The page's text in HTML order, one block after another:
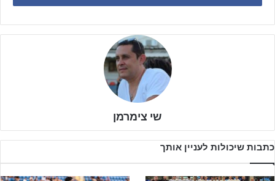
הצמרת וכמו כן יהיה חלק מסגל הקבוצה הבוגרת של המועדון.
לפרסום באתר ג'וניורליג – לחצו על הבאנר!!!
עמית משיחבתגובה לאתר ג'וניורליג לאחר החתימה: "אני שמח וגאה
שי צימרמן
כתבות שיכולות לעניין אותך